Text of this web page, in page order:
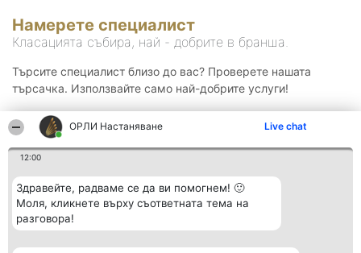
ОРЛИ Настаняване Live chat
12:00
Здравейте, радваме се да ви помогнем! 🙂
Моля, кликнете върху съответната тема на
разговора!
Намерете специалист
Класацията събира, най - добрите в бранша.
Търсите специалист близо до вас? Проверете нашата
търсачка. Използвайте само най-добрите услуги!